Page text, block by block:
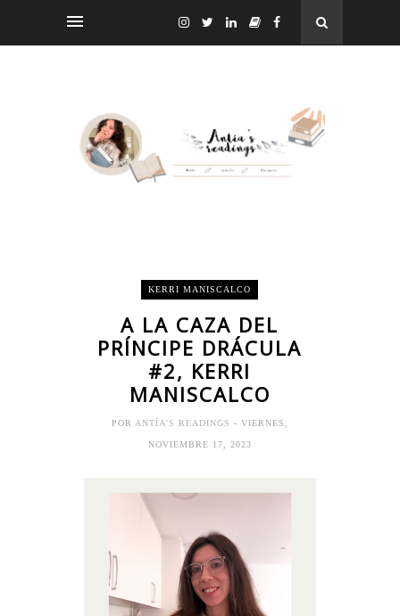
KERRI MANISCALCO
A LA CAZA DEL
PRÍNCIPE DRÁCULA
#2, KERRI
MANISCALCO
POR ANTÍA'S READINGS - VIERNES,
NOVIEMBRE 17, 2023